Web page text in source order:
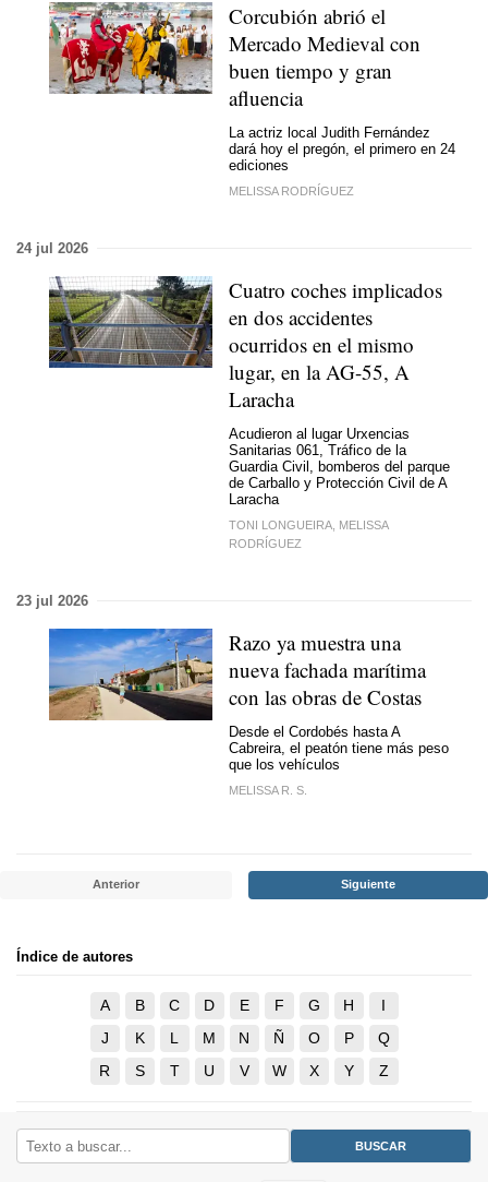
Corcubión abrió el
Mercado Medieval con
buen tiempo y gran
afluencia
La actriz local Judith Fernández
dará hoy el pregón, el primero en 24
ediciones
MELISSA RODRÍGUEZ
24 jul 2026
Cuatro coches implicados
en dos accidentes
ocurridos en el mismo
lugar, en la AG-55, A
Laracha
Acudieron al lugar Urxencias
Sanitarias 061, Tráfico de la
Guardia Civil, bomberos del parque
de Carballo y Protección Civil de A
Laracha
TONI LONGUEIRA, MELISSA
RODRÍGUEZ
23 jul 2026
Razo ya muestra una
nueva fachada marítima
con las obras de Costas
Desde el Cordobés hasta A
Cabreira, el peatón tiene más peso
que los vehículos
MELISSA R. S.
Anterior Siguiente
Índice de autores
A B C D E F G H
I
J
K L M N Ñ O P
Q
R
S T U V W X Y Z